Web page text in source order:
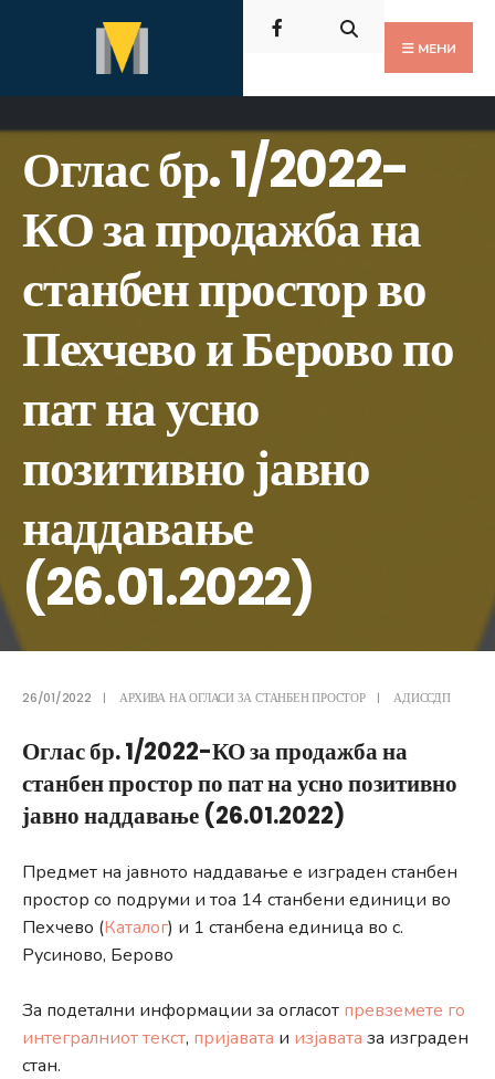
содржината
МЕНИ
Оглас бр. 1/2022-
КО за продажба на
станбен простор во
Пехчево и Берово по
пат на усно
позитивно јавно
наддавање
(26.01.2022)
26/01/2022 | АРХИВА НА ОГЛАСИ ЗА СТАНБЕН ПРОСТОР | АДИССДП
Оглас бр. 1/2022-КО за продажба на
станбен простор по пат на усно позитивно
јавно наддавање (26.01.2022)
Предмет на јавното наддавање е изграден станбен
простор со подруми и тоа 14 станбени единици во
Пехчево (Каталог) и 1 станбена единица во с.
Русиново, Берово
За подетални информации за огласот превземете го
интегралниот текст, пријавата и изјавата за изграден
стан.